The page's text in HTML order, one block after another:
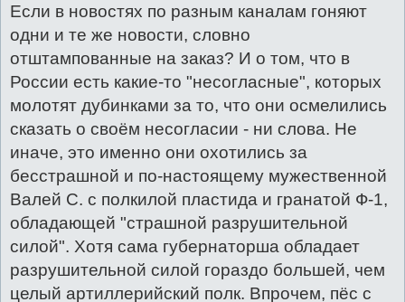
Если в новостях по разным каналам гоняют
одни и те же новости, словно
отштампованные на заказ? И о том, что в
России есть какие-то "несогласные", которых
молотят дубинками за то, что они осмелились
сказать о своём несогласии - ни слова. Не
иначе, это именно они охотились за
бесстрашной и по-настоящему мужественной
Валей С. с полкилой пластида и гранатой Ф-1,
обладающей "страшной разрушительной
силой". Хотя сама губернаторша обладает
разрушительной силой гораздо большей, чем
целый артиллерийский полк. Впрочем, пёс с